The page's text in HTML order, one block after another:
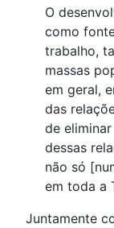
O
como
trabalho,
massas
em geral,
das
de
dessas
não só
em toda a
Juntamente